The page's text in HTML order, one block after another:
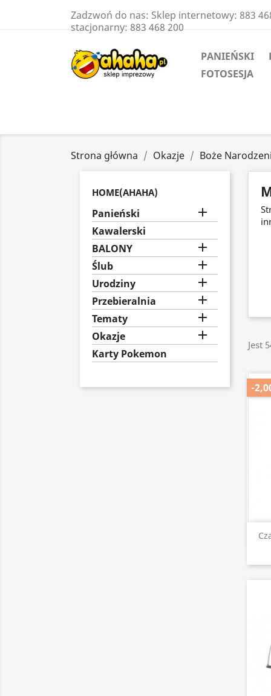
Zadzwoń do nas: Sklep internetowy: 883
stacjonarny: 883 468 200
PANIEŃSKI
FOTOSESJA
Strona główna Okazje Boże
HOME(AHAHA)
Panieński 
Kawalerski
BALONY

Ślub 
Urodziny 
Przebieralnia 
Tematy 
Okazje 
Karty Pokemon
Jest
-